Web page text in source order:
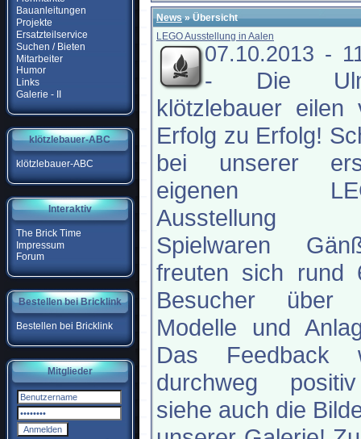
Bauanleitungen
Projekte
Ersatzteilservice
Suchen / Bieten
Mitarbeiter
Humor
Links
Galerie - II
klötzlebauer-ABC
klötzlebauer-ABC
Interaktiv
The Brick Time
Impressum
Forum
Bestellen bei Bricklink
Bestellen bei Bricklink
Mitglieder
News» Übersicht
LEGO Ausstellung in Aalen
07.10.2013 -
- Die
klötzlebauer eilen
Erfolg zu Erfolg!
bei unserer
eigenen
Ausstellung
Spielwaren
freuten sich rund
Besucher über
Modelle und
Das Feedback
durchweg
siehe auch die